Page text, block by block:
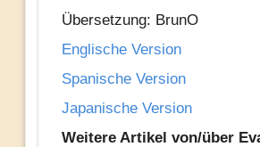
Übersetzung: BrunO
Englische Version
Spanische Version
Japanische Version
Weitere Artikel von/über